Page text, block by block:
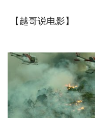
【越哥说电影】